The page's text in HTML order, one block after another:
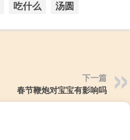
吃什么 汤圆
下一篇
春节鞭炮对宝宝有影响吗